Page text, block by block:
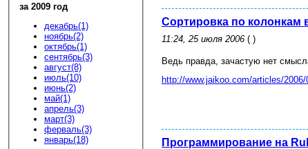
за 2009 год
декабрь(1)
ноябрь(2)
октябрь(1)
сентябрь(3)
август(8)
июль(10)
июнь(2)
май(1)
апрель(3)
март(3)
ферваль(3)
январь(18)
Сортировка по колонкам
11:24, 25 июля 2006 ( )
Ведь правда, зачастую нет
http://www.jaikoo.com/articles/
Программирование на